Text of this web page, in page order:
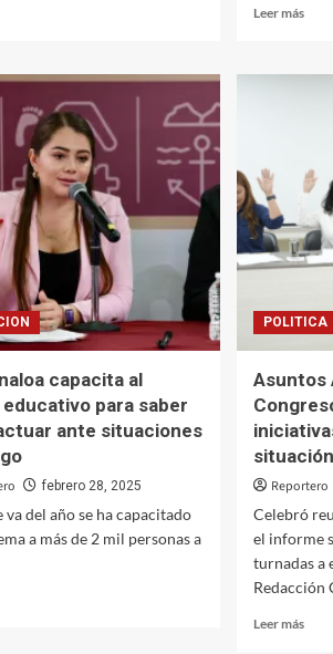
Leer másLeer
Con
80
por
está
capacita al
para saber
ante situaciones
febrero 28, 2025
va del año se ha capacitado
a más de 2 mil personas a
POLITICA
Asuntos
Reportero
Celebró
el informe
turnadas a
Redacción
Leer másLeer